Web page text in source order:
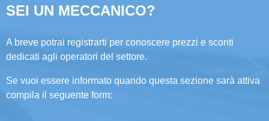
SEI UN MECCANICO?
A breve potrai registrarti per conoscere prezzi e sconti
dedicati agli operatori del settore.
Se vuoi essere informato quando questa sezione sarà attiva
compila il seguente form: